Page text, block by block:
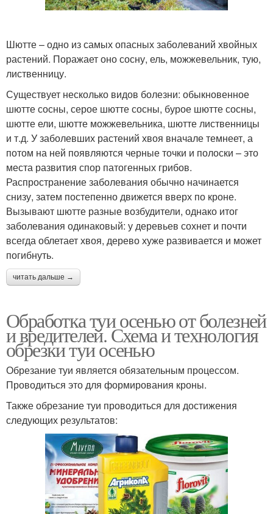
Шютте – одно из самых опасных заболеваний хвойных
растений. Поражает оно сосну, ель, можжевельник, тую,
лиственницу.
Существует несколько видов болезни: обыкновенное
шютте сосны, серое шютте сосны, бурое шютте сосны,
шютте ели, шютте можжевельника, шютте лиственницы
и т.д. У заболевших растений хвоя вначале темнеет, а
потом на ней появляются черные точки и полоски – это
места развития спор патогенных грибов.
Распространение заболевания обычно начинается
снизу, затем постепенно движется вверх по кроне.
Вызывают шютте разные возбудители, однако итог
заболевания одинаковый: у деревьев сохнет и почти
всегда облетает хвоя, дерево хуже развивается и может
погибнуть.
читать дальше →
Обработка туи осенью от болезней
и вредителей. Схема и технология
обрезки туи осенью
Обрезание туи является обязательным процессом.
Проводиться это для формирования кроны.
Также обрезание туи проводиться для достижения
следующих результатов: